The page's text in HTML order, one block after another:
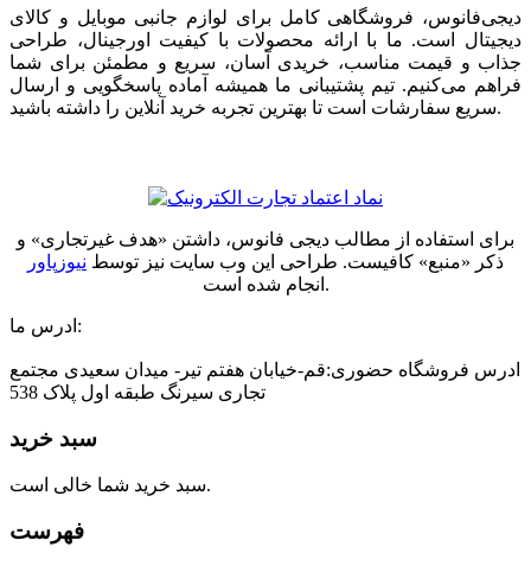
دیجی‌فانوس، فروشگاهی کامل برای لوازم جانبی موبایل و کالای
دیجیتال است. ما با ارائه محصولات با کیفیت اورجینال، طراحی
جذاب و قیمت مناسب، خریدی آسان، سریع و مطمئن برای شما
فراهم می‌کنیم. تیم پشتیبانی ما همیشه آماده پاسخگویی و ارسال
سریع سفارشات است تا بهترین تجربه خرید آنلاین را داشته باشید.
برای استفاده از مطالب دیجی فانوس، داشتن «هدف غیرتجاری» و
ذکر «منبع» کافیست. طراحی این وب سایت نیز توسط نیوزپاور
انجام شده است.
ادرس ما:
ادرس فروشگاه حضوری:قم-خیابان هفتم تیر- میدان سعیدی مجتمع
تجاری سیرنگ طبقه اول پلاک 538
سبد خرید
سبد خرید شما خالی است.
فهرست